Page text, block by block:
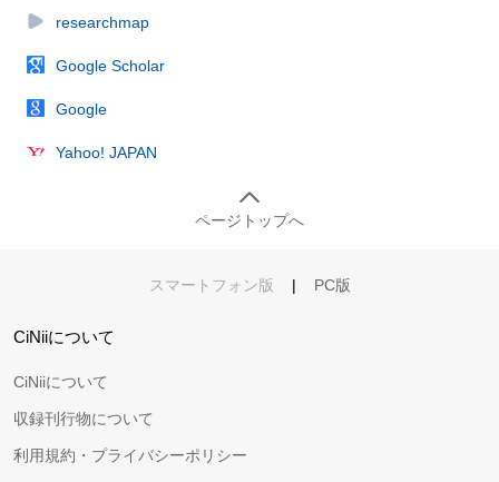
researchmap
Google Scholar
Google
Yahoo! JAPAN
ページトップへ
スマートフォン版 | PC版
CiNiiについて
CiNiiについて
収録刊行物について
利用規約・プライバシーポリシー